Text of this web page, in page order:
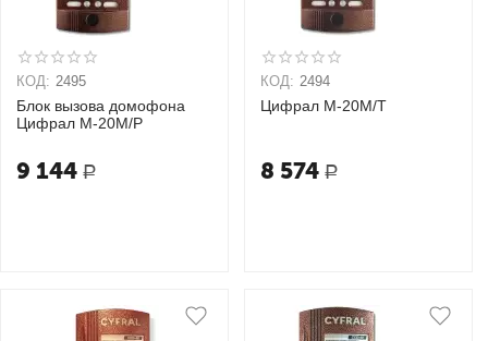
КОД: 2495
Блок вызова домофона
Цифрал M-20M/P
9 144 Р
КОД: 2494
Цифрал M-20M/T
8 574 Р